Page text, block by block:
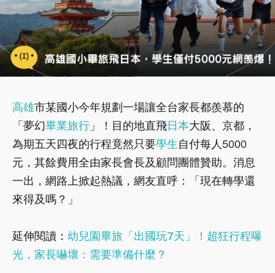
高雄市某國小今年規劃一場讓全台家長都羨慕的
「夢幻畢業旅行 」！目的地直飛日本大阪、京都，
為期五天四夜的行程竟然只要學生自付每人5000
元，其餘費用全由家長會長及顧問團體贊助。消息
一出，網路上掀起熱議，網友直呼：「現在轉學還
來得及嗎？」
延伸閱讀： 幼兒園畢旅「出國玩7天」！超狂行程曝
光，家長嚇壞：需要準備什麼？